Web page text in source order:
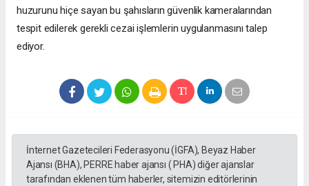
huzurunu hiçe sayan bu şahısların güvenlik kameralarından
tespit edilerek gerekli cezai işlemlerin uygulanmasını talep
ediyor.
İnternet Gazetecileri Federasyonu (İGFA), Beyaz Haber
Ajansı (BHA), PERRE haber ajansı ( PHA) diğer ajanslar
tarafından eklenen tüm haberler, sitemizin editörlerinin